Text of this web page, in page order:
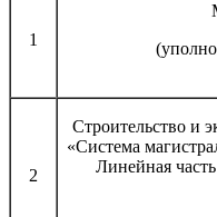
1
2
Строительство и
«Система
Линейная